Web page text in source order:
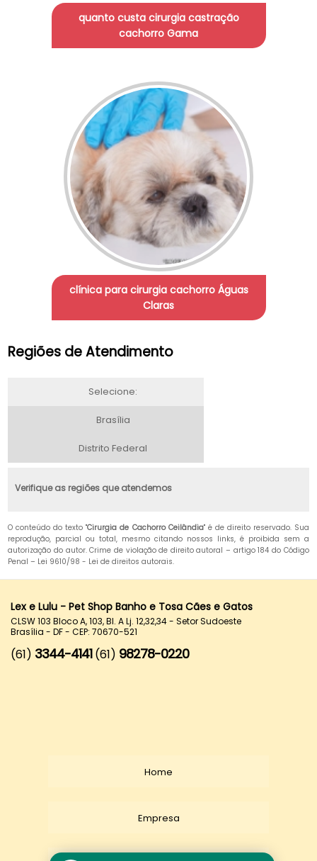
quanto custa cirurgia castração
cachorro Gama
clínica para cirurgia cachorro Águas
Claras
Regiões de Atendimento
Selecione:
Brasília
Distrito Federal
Verifique as regiões que atendemos
O conteúdo do texto "Cirurgia de Cachorro Ceilândia" é de direito reservado. Sua
reprodução, parcial ou total, mesmo citando nossos links, é proibida sem a
autorização do autor. Crime de violação de direito autoral – artigo 184 do Código
Penal – Lei 9610/98 - Lei de direitos autorais.
Lex e Lulu - Pet Shop Banho e Tosa Cães e Gatos
CLSW 103 Bloco A, 103, Bl. A Lj. 12,32,34 - Setor Sudoeste
Brasília - DF - CEP: 70670-521
(61) 3344-4141 (61) 98278-0220
Home
Empresa